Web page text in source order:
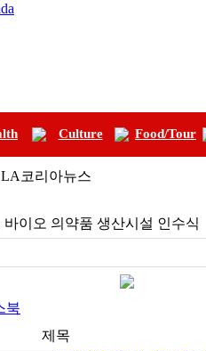
Culture Food/Tour
코리아뉴스
이오 의약품 생산시설 인수식
북
제목